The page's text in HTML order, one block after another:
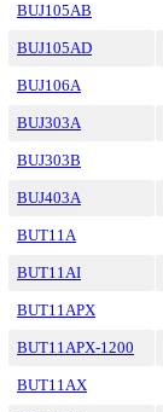
BUJ105AB
BUJ105AD
BUJ106A
BUJ303A
BUJ303B
BUJ403A
BUT11A
BUT11AI
BUT11APX
BUT11APX-1200
BUT11AX